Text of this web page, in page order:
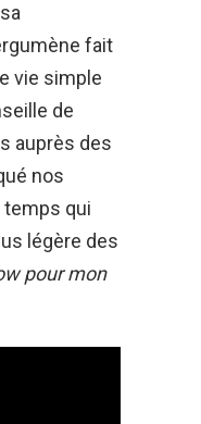
fait
vie simple
de
auprès des
nos
temps qui
légère des
pour mon